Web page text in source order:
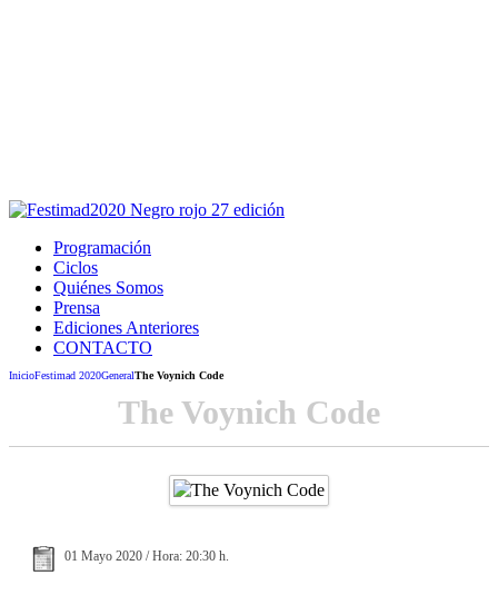
Programación
Ciclos
Quiénes Somos
Prensa
Ediciones Anteriores
CONTACTO
InicioFestimad 2020GeneralThe Voynich Code
The Voynich Code
01 Mayo 2020 / Hora: 20:30 h.